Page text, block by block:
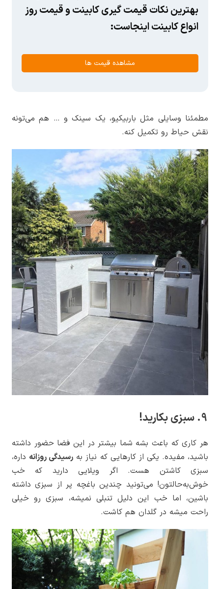
بهترین نکات قیمت گیری کابینت و قیمت روز
انواع کابینت اینجاست:
مشاهده قیمت ها
مطمئنا وسایلی مثل باربیکیو، یک سینک و … هم می‌تونه
نقش حیاط رو تکمیل کنه.
9. سبزی بکارید!
هر کاری که باعث بشه شما بیشتر در این فضا حضور داشته
باشید، مفیده. یکی از کارهایی که نیاز به رسیدگی روزانه داره،
سبزی کاشتن هست. اگر ویلایی دارید که خب
خوش‌به‌حالتون! می‌تونید چندین باغچه پر از سبزی داشته
باشین، اما خب این دلیل تنبلی نمیشه، سبزی رو خیلی
راحت میشه در گلدان هم کاشت.